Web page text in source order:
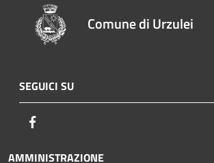
Comune di Urzulei
SEGUICI SU
AMMINISTRAZIONE